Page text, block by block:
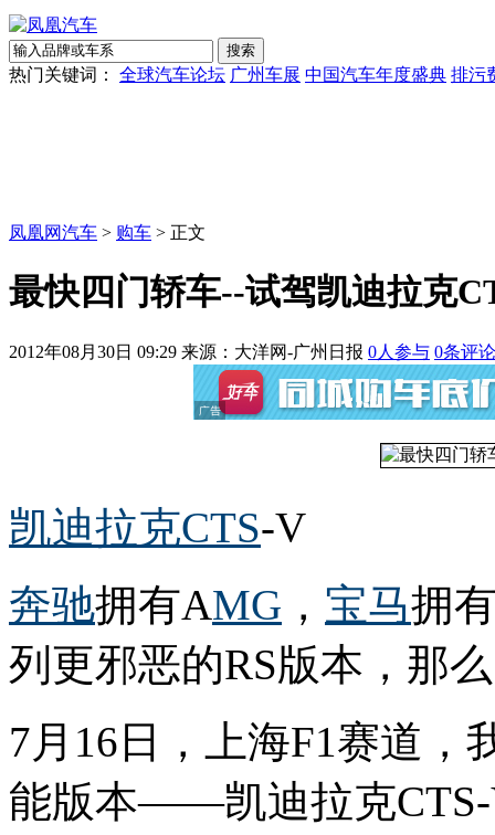
热门关键词： 全球汽车论坛 广州车展 中国汽车年度盛典 排污
凤凰网汽车 > 购车 > 正文
最快四门轿车--试驾凯迪拉克
2012年08月30日 09:29 来源：大洋网-广州日报 0人参与 0条评论
凯迪拉克CTS-V
奔驰拥有AMG ， 宝马拥
列更邪恶的RS版本，那
7月16日，上海F1赛道，
能版本——凯迪拉克CTS-